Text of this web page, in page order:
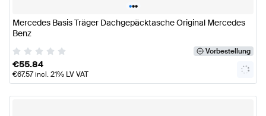
•••
Mercedes Basis Träger Dachgepäcktasche Original Mercedes
Benz
Vorbestellung
€55.84
€67.57incl. 21% LV VAT